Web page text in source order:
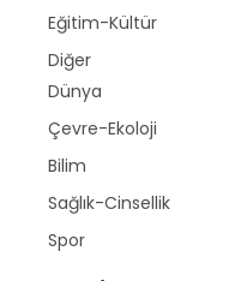
Eğitim-Kültür
Diğer
Dünya
Çevre-Ekoloji
Bilim
Sağlık-Cinsellik
Spor